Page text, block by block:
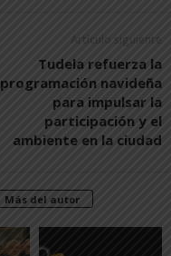
Artículo siguiente
Tudela refuerza la
programación navideña
para impulsar la
participación y el
ambiente en la ciudad
Más del autor